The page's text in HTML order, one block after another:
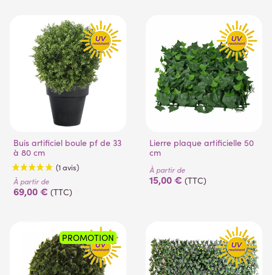
(1 avis)
Buis artificiel boule pf de 33
à 80 cm
À partir de
69,00 € (TTC)
Lierre plaque artificielle 50
cm
À partir de
15,00 € (TTC)
PROMOTION